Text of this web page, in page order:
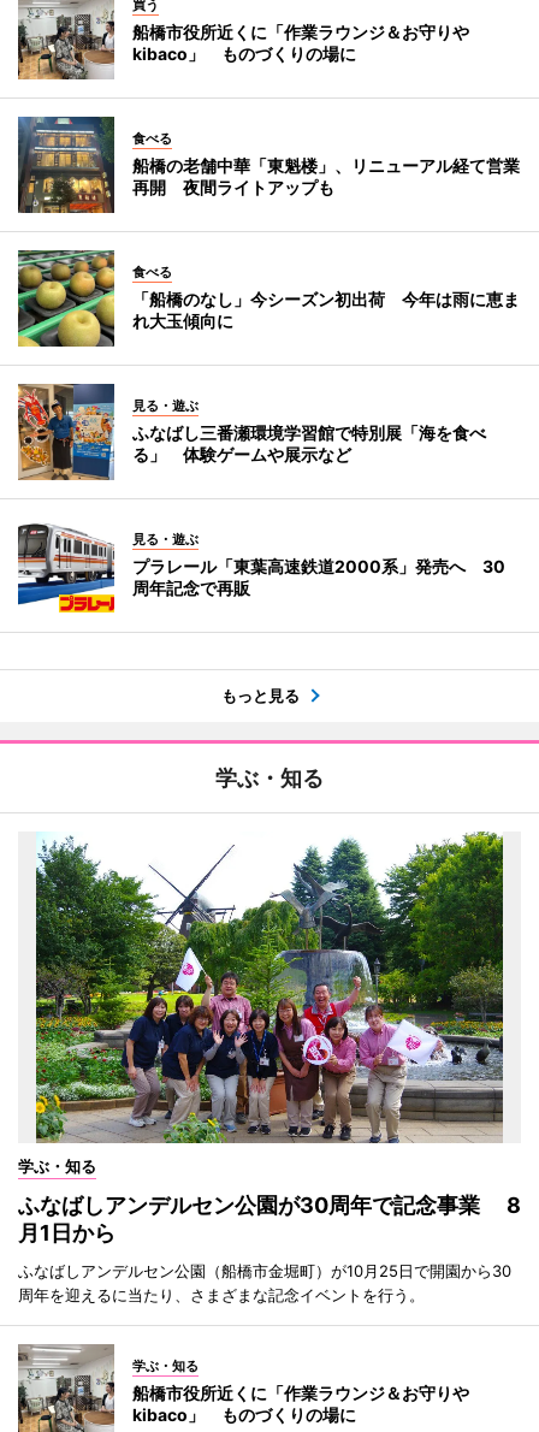
買う
船橋市役所近くに「作業ラウンジ＆お守りや
kibaco」 ものづくりの場に
食べる
船橋の老舗中華「東魁楼」、リニューアル経て営業
再開 夜間ライトアップも
食べる
「船橋のなし」今シーズン初出荷 今年は雨に恵ま
れ大玉傾向に
見る・遊ぶ
ふなばし三番瀬環境学習館で特別展「海を食べ
る」 体験ゲームや展示など
見る・遊ぶ
プラレール「東葉高速鉄道2000系」発売へ 30
周年記念で再販
もっと見る
学ぶ・知る
学ぶ・知る
ふなばしアンデルセン公園が30周年で記念事業 8
月1日から
ふなばしアンデルセン公園（船橋市金堀町）が10月25日で開園から30
周年を迎えるに当たり、さまざまな記念イベントを行う。
学ぶ・知る
船橋市役所近くに「作業ラウンジ＆お守りや
kibaco」 ものづくりの場に